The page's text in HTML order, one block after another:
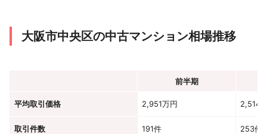
大阪市中央区の中古マンション相場推移
前半期
平均取引価格 2,951万円 2,514
取引件数 191件 253件